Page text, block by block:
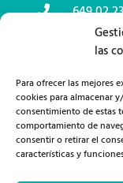
las
Para ofrecer las mejores
cookies para almacenar
consentimiento de estas
comportamiento de
consentir o retirar el
características y
 649 02

Calle
España